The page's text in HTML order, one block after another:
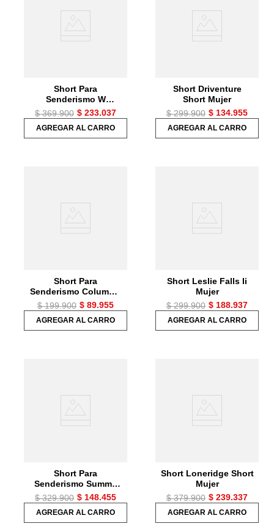
Short Para
Senderismo W
Endless Trail Shor
Para Mujer
$ 369.900 $ 233.037
AGREGAR AL CARRO
Short Driventure
Short Mujer
$ 299.900 $ 134.955
AGREGAR AL CARRO
Short Para
Senderismo Columbia
Hike Short Para Mujer
$ 199.900 $ 89.955
AGREGAR AL CARRO
Short Leslie Falls Ii
Mujer
$ 299.900 $ 188.937
AGREGAR AL CARRO
Short Para
Senderismo Summit
Valley Short Mujer
$ 329.900 $ 148.455
AGREGAR AL CARRO
Short Loneridge Short
Mujer
$ 379.900 $ 239.337
AGREGAR AL CARRO
chaquetas mujer
senderismo